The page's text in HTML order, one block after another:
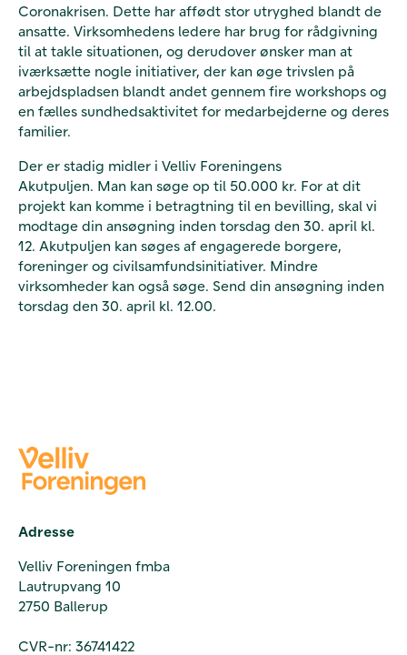
Coronakrisen. Dette har affødt stor utryghed blandt de
ansatte. Virksomhedens ledere har brug for rådgivning
til at takle situationen, og derudover ønsker man at
iværksætte nogle initiativer, der kan øge trivslen på
arbejdspladsen blandt andet gennem fire workshops og
en fælles sundhedsaktivitet for medarbejderne og deres
familier.
Der er stadig midler i Velliv Foreningens
Akutpuljen. Man kan søge op til 50.000 kr. For at dit
projekt kan komme i betragtning til en bevilling, skal vi
modtage din ansøgning inden torsdag den 30. april kl.
12. Akutpuljen kan søges af engagerede borgere,
foreninger og civilsamfundsinitiativer. Mindre
virksomheder kan også søge. Send din ansøgning inden
torsdag den 30. april kl. 12.00.
Adresse
Velliv Foreningen fmba
Lautrupvang 10
2750 Ballerup
CVR-nr: 36741422